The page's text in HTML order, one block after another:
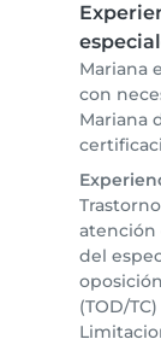
Mariana
con
Mariana
atención
del
(TOD/TC)